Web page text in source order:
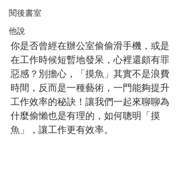
閱後書室
他說
你是否曾經在辦公室偷偷滑手機，或是
在工作時候短暫地發呆，心裡還頗有罪
惡感？別擔心，「摸魚」其實不是浪費
時間，反而是一種藝術，一門能夠提升
工作效率的秘訣！讓我們一起來聊聊為
什麼偷懶也是有理的，如何聰明「摸
魚」，讓工作更有效率。